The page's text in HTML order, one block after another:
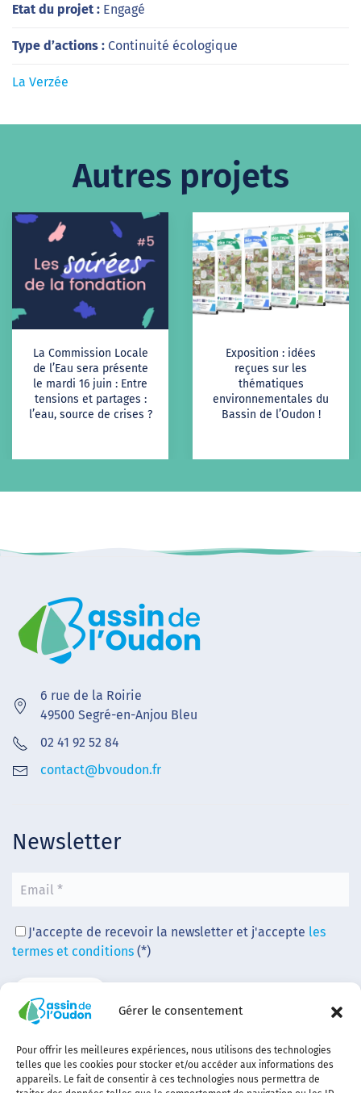
Gérer le consentement
Pour offrir les meilleures expériences, nous utilisons des technologies
telles que les cookies pour stocker et/ou accéder aux informations des
appareils. Le fait de consentir à ces technologies nous permettra de
Etat du projet : Engagé
Type d’actions : Continuité écologique
La Verzée
Autres projets
La Commission Locale
de l’Eau sera présente
le mardi 16 juin : Entre
tensions et partages :
l’eau, source de crises ?
Exposition : idées
reçues sur les
thématiques
environnementales du
Bassin de l’Oudon !
6 rue de la Roirie
49500 Segré-en-Anjou Bleu
02 41 92 52 84
contact@bvoudon.fr
Newsletter
J'accepte de recevoir la newsletter et j'accepte les
termes et conditions (*)